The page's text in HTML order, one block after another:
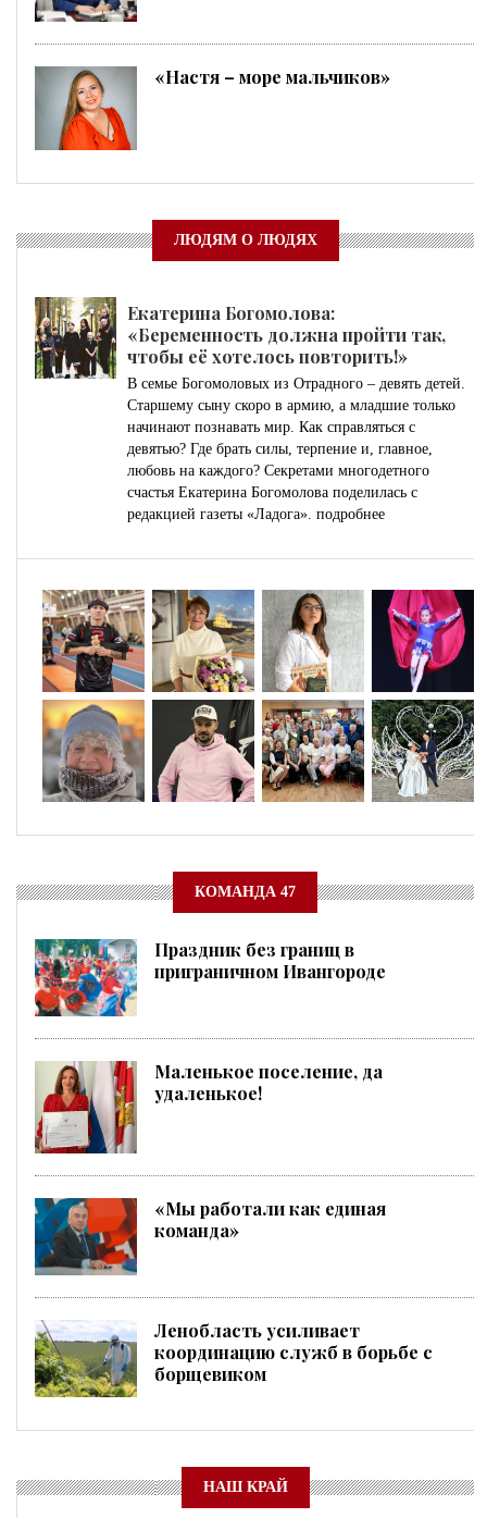
«Настя – море мальчиков»
ЛЮДЯМ О ЛЮДЯХ
Екатерина Богомолова:
«Беременность должна пройти так,
чтобы её хотелось повторить!»
В семье Богомоловых из Отрадного – девять детей.
Старшему сыну скоро в армию, а младшие только
начинают познавать мир. Как справляться с
девятью? Где брать силы, терпение и, главное,
любовь на каждого? Секретами многодетного
счастья Екатерина Богомолова поделилась с
редакцией газеты «Ладога». подробнее
КОМАНДА 47
Праздник без границ в
приграничном Ивангороде
Маленькое поселение, да
удаленькое!
«Мы работали как единая
команда»
Ленобласть усиливает
координацию служб в борьбе с
борщевиком
НАШ КРАЙ